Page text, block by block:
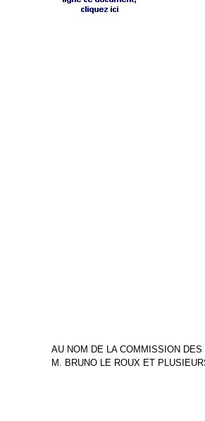
AU NOM DE LA COMMISSION
M. BRUNO LE ROUX ET